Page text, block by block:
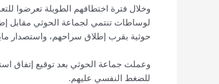
وخلال فترة اختطافهم الطويلة تعرضوا
لوساطات تنتمي لجماعة الحوثي مقابل
حوثية بقرب إطلاق سراحهم، واستصدار
وعملت جماعة الحوثي بعد توقيع إتفاق
للضغط النفسي عليهم.